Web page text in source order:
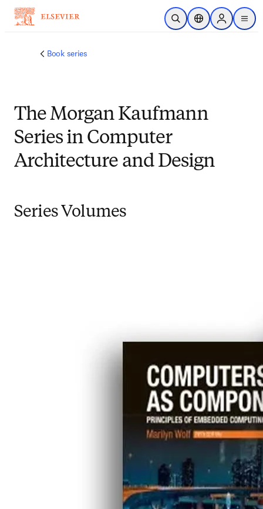
メインのコンテンツにスキップ
検索を開くロケーションセレ
Sign in to
menu
Book series
The Morgan Kaufmann
Series in Computer
Architecture and Design
Series Volumes